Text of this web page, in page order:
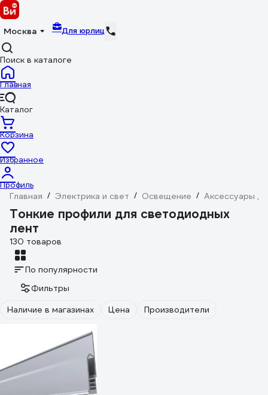
Москва Для юрлиц
Поиск в каталоге
Главная
Каталог
Корзина
Избранное
Профиль
Главная / Электрика и свет / Освещение / Аксессуары
Тонкие профили для светодиодных
лент
130 товаров
По популярности
Фильтры
Наличие в магазинах
Цена Производители